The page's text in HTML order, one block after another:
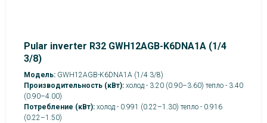
Pular inverter R32 GWH12AGB-K6DNA1A (1/4
3/8)
Модель: GWH12AGB-K6DNA1A (1/4 3/8)
Производительность (кВт): холод - 3.20 (0.90–3.60) тепло - 3.40
(0.90–4.00)
Потребление (кВт): холод - 0.991 (0.22–1.30) тепло - 0.916
(0.22–1.50)